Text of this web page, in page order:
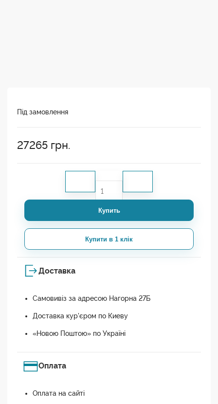
Під замовлення
27265 грн.
Купить
Купити в 1 клік
Доставка
Самовивіз за адресою Нагорна 27Б
Доставка кур'єром по Киеву
«Новою Поштою» по Україні
Оплата
Оплата на сайті